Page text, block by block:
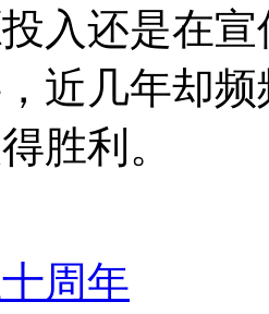
入还是在
近几年却
胜利。
周年